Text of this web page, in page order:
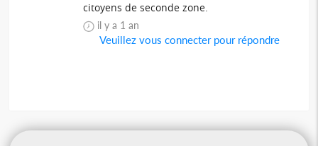
citoyens de seconde zone.
il y a 1 an
Veuillez vous connecter pour répondre